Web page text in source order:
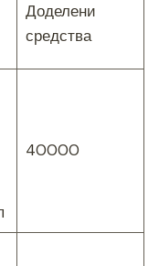
Доделени
средства
40000